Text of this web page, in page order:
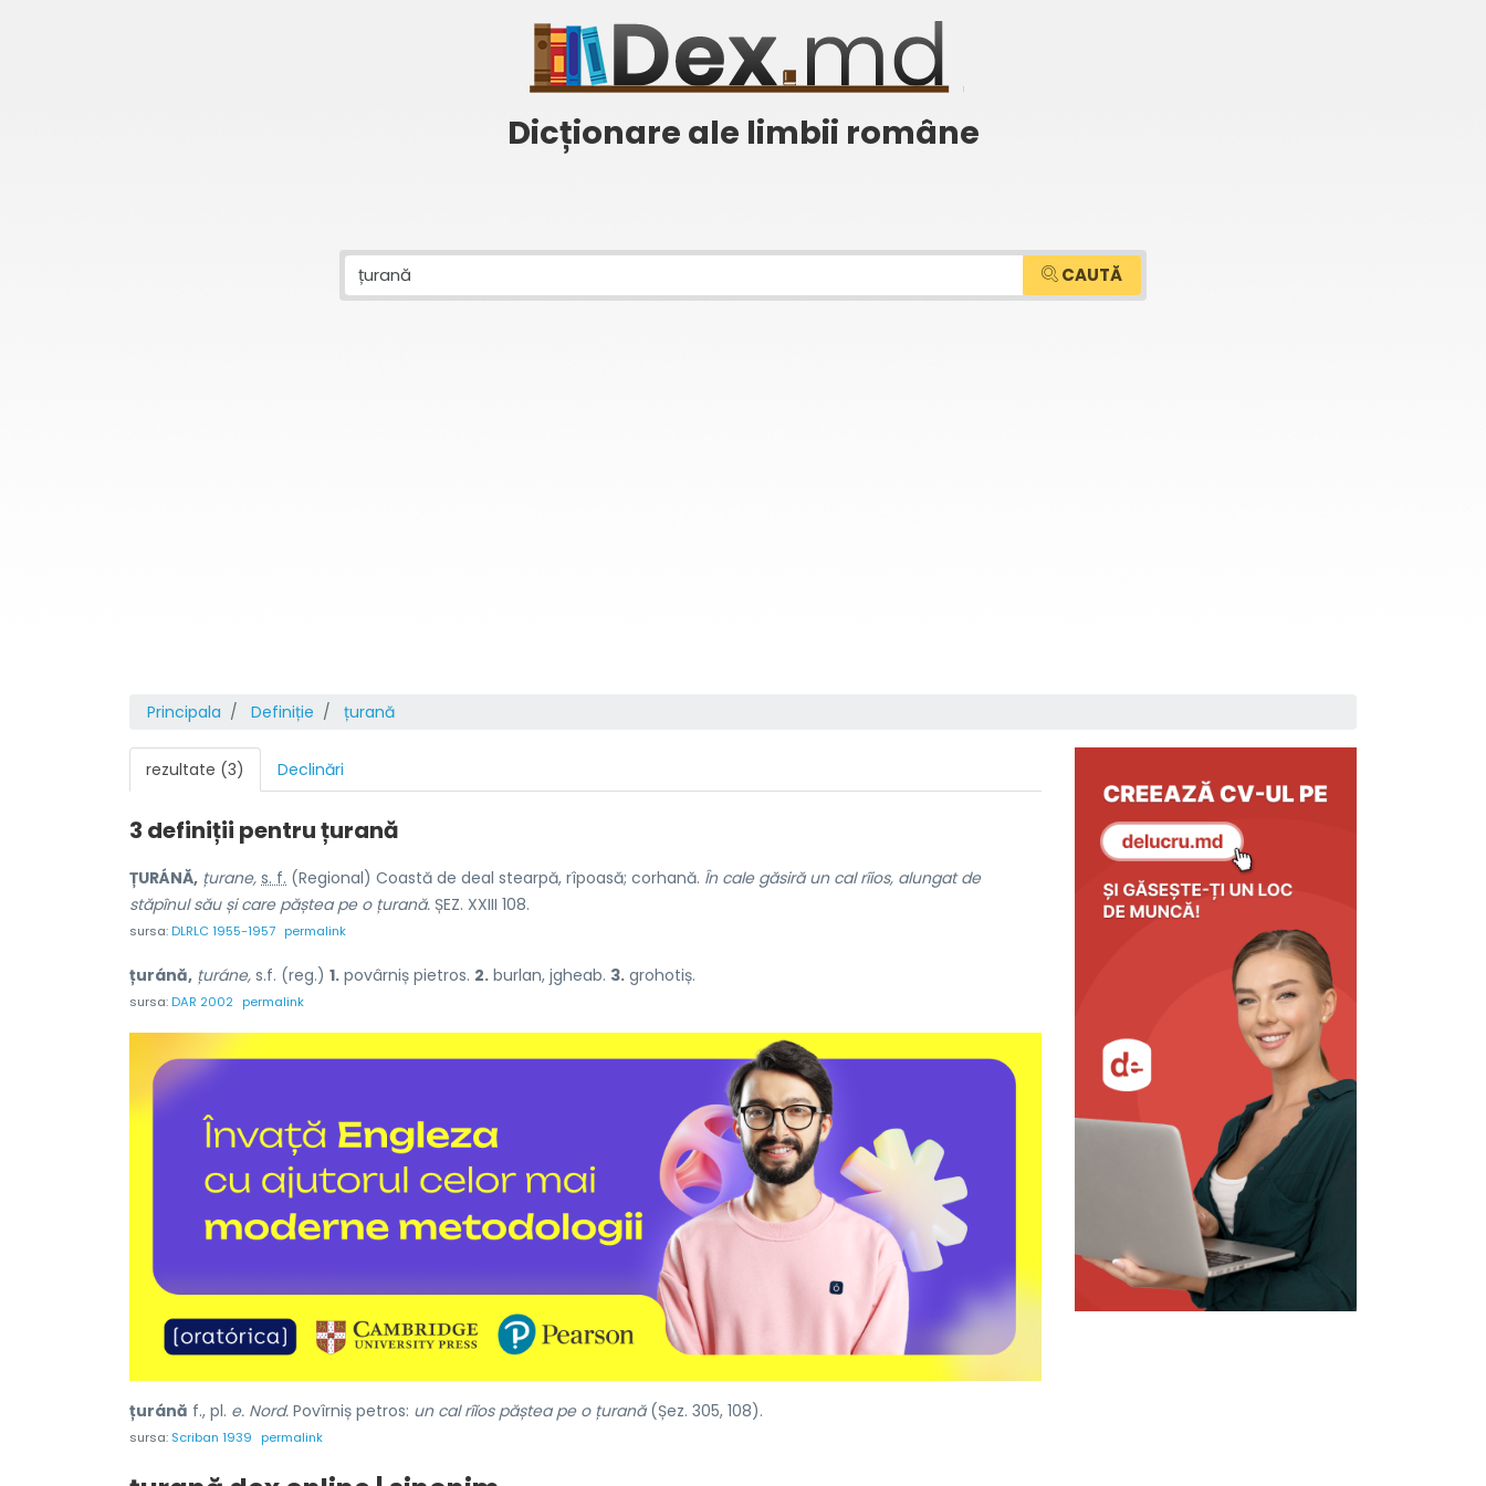
Dicționare ale limbii române
CAUTĂ
Principala Definiție țurană
rezultate (3) Declinări
3 definiții pentruțurană
ȚURÁNĂ, țurane, s. f. (Regional) Coastă de deal stearpă, rîpoasă; corhană. În cale găsiră un cal rîios, alungat de
stăpînul său și care păștea pe o țurană. ȘEZ. XXIII 108.
sursa:DLRLC 1955-1957 permalink
țuránă, țuráne, s.f. (reg.) 1. povârniș pietros. 2. burlan, jgheab. 3. grohotiș.
sursa:DAR 2002 permalink
țuránă f., pl. e. Nord. Povîrniș petros: un cal rîĭos păștea pe o țurană(Șez. 305, 108).
sursa: Scriban 1939 permalink